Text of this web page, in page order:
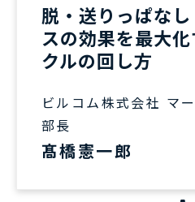
脱・送りっぱな
スの効果を最大
クルの回し方
ビルコム株式会社 マ
部長
髙橋憲一郎